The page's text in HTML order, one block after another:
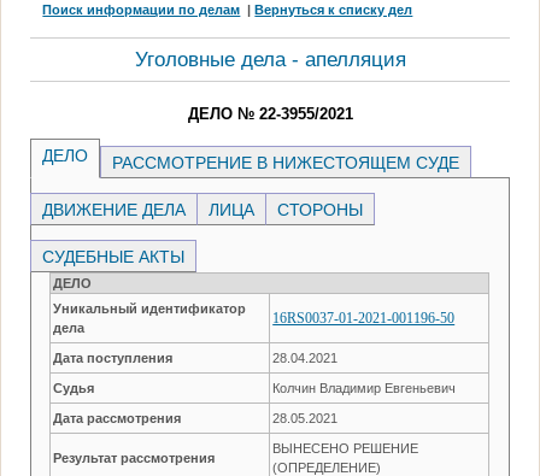
Поиск информации по делам |Вернуться к списку дел
Уголовные дела - апелляция
ДЕЛО № 22-3955/2021
ДЕЛО РАССМОТРЕНИЕ В НИЖЕСТОЯЩЕМ СУДЕ
ДВИЖЕНИЕ ДЕЛА ЛИЦА СТОРОНЫ
СУДЕБНЫЕ АКТЫ
ДЕЛО
Уникальный идентификатор
дела
16RS0037-01-2021-001196-50
Дата поступления 28.04.2021
Судья Колчин Владимир Евгеньевич
Дата рассмотрения 28.05.2021
Результат рассмотрения
ВЫНЕСЕНО РЕШЕНИЕ
(ОПРЕДЕЛЕНИЕ)